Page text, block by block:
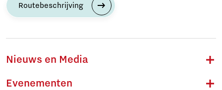
Routebeschrijving
Nieuws en Media
Evenementen